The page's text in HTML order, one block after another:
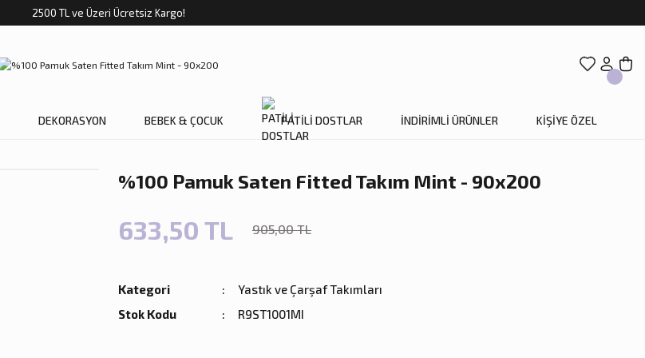
2500 TL ve Üzeri Ücretsiz Kargo!
DEKORASYON BEBEK & ÇOCUK PATİLİ DOSTLAR İNDİRİMLİ ÜRÜNLER KİŞİYE ÖZEL
%100 Pamuk Saten Fitted Takım Mint - 90x200
633,50 TL 905,00 TL
Kategori
Yastık ve Çarşaf Takımları
Stok Kodu
R9ST1001MI